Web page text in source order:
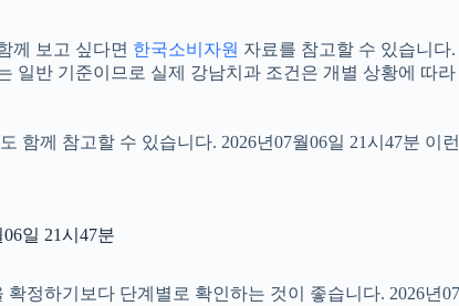
께 보고 싶다면 한국소비자원 자료를 참고할 수 있습니다
일반 기준이므로 실제 강남치과 조건은 개별 상황에 따
함께 참고할 수 있습니다. 2026년07월06일 21시47분
일 21시47분
정하기보다 단계별로 확인하는 것이 좋습니다. 2026년